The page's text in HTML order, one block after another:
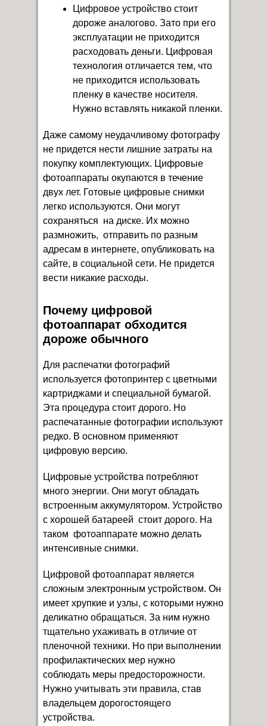
Цифровое устройство стоит
дороже аналогово. Зато при его
эксплуатации не приходится
расходовать деньги. Цифровая
технология отличается тем, что
не приходится использовать
пленку в качестве носителя.
Нужно вставлять никакой пленки.
Даже самому неудачливому фотографу
не придется нести лишние затраты на
покупку комплектующих. Цифровые
фотоаппараты окупаются в течение
двух лет. Готовые цифровые снимки
легко используются. Они могут
сохраняться на диске. Их можно
размножить, отправить по разным
адресам в интернете, опубликовать на
сайте, в социальной сети. Не придется
вести никакие расходы.
Почему цифровой
фотоаппарат обходится
дороже обычного
Для распечатки фотографий
используется фотопринтер с цветными
картриджами и специальной бумагой.
Эта процедура стоит дорого. Но
распечатанные фотографии используют
редко. В основном применяют
цифровую версию.
Цифровые устройства потребляют
много энергии. Они могут обладать
встроенным аккумулятором. Устройство
с хорошей батареей стоит дорого. На
таком фотоаппарате можно делать
интенсивные снимки.
Цифровой фотоаппарат является
сложным электронным устройством. Он
имеет хрупкие и узлы, с которыми нужно
деликатно обращаться. За ним нужно
тщательно ухаживать в отличие от
пленочной техники. Но при выполнении
профилактических мер нужно
соблюдать меры предосторожности.
Нужно учитывать эти правила, став
владельцем дорогостоящего
устройства.